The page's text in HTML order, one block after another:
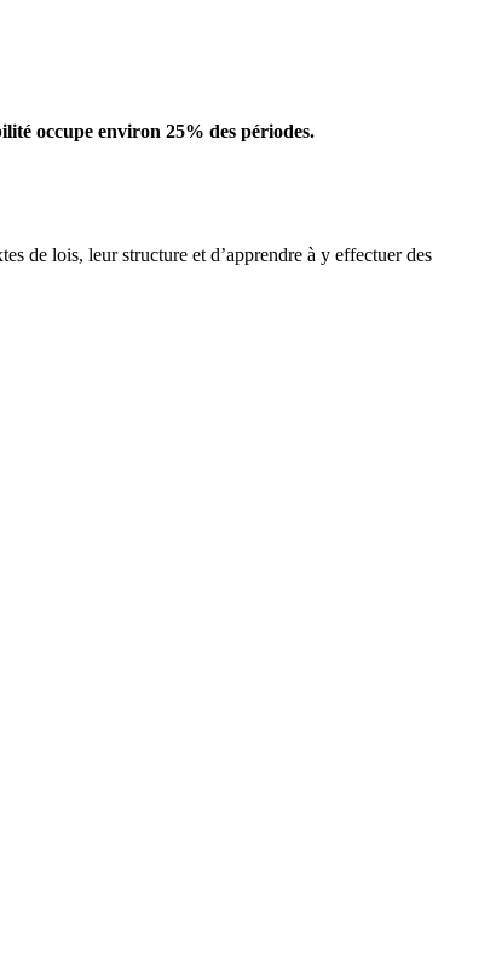
occupe environ 25% des périodes.
de lois, leur structure et d’apprendre à y effectuer des